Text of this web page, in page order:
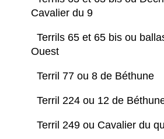
Cavalier du 9
Terrils 65 et 65 bis ou
Ouest
Terril 77 ou 8 de Béthune
Terril 224 ou 12 de
Terril 249 ou Cavalier du